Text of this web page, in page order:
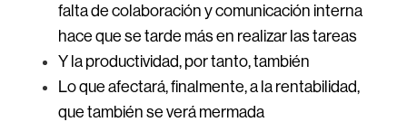
falta de colaboración y comunicación interna
hace que se tarde más en realizar las tareas
Y la productividad, por tanto, también
Lo que afectará, finalmente, a la rentabilidad,
que también se verá mermada